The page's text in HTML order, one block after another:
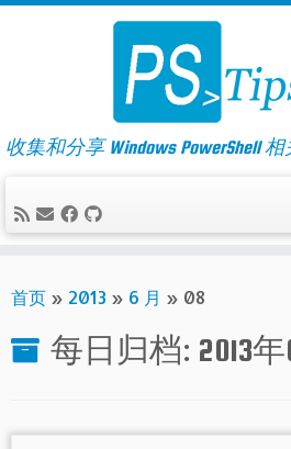
Skip
收集和分享 Windows PowerShell
首页 » 2013 » 6 月 » 08
每日归档: 2013